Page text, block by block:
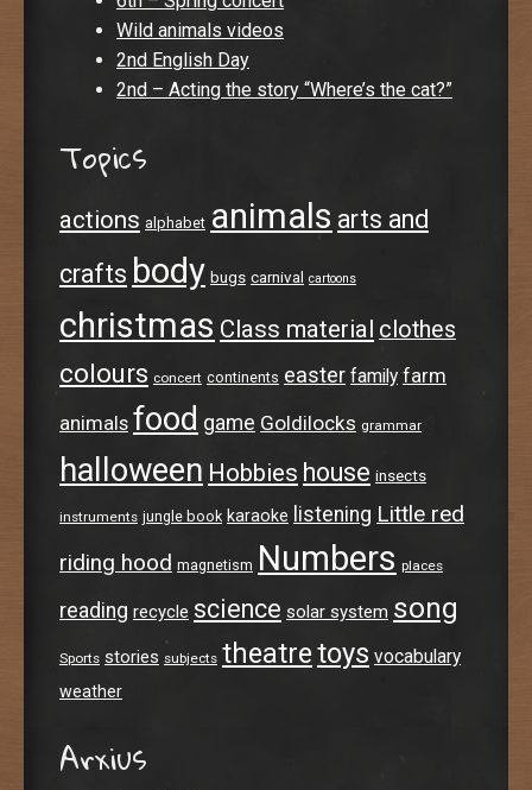
Wild animals videos
2nd English Day
2nd – Acting the story “Where’s the cat?”
Topics
actions alphabet animals arts and
crafts body bugs carnival cartoons
christmas Class material clothes
colours concert continents easter family farm
animals food game Goldilocks grammar
halloween Hobbies house insects
instruments jungle book karaoke listening Little red
riding hood magnetism Numbers places
reading recycle science solar system song
Sports stories subjects theatretoys vocabulary
weather
Arxius